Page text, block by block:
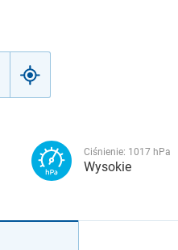
Ciśnienie: 1017 hPa
Wysokie